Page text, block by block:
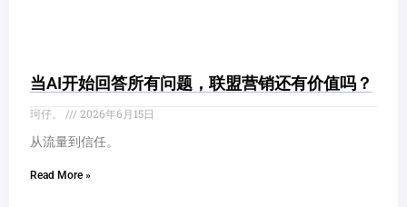
当AI开始回答所有问题，联盟营销还有价值吗？
珂仔。
2026年6月15日
从流量到信任。
Read More »